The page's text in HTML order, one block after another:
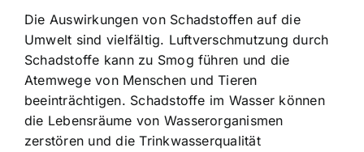
Die Auswirkungen von Schadstoffen auf die
Umwelt sind vielfältig. Luftverschmutzung durch
Schadstoffe kann zu Smog führen und die
Atemwege von Menschen und Tieren
beeinträchtigen. Schadstoffe im Wasser können
die Lebensräume von Wasserorganismen
zerstören und die Trinkwasserqualität